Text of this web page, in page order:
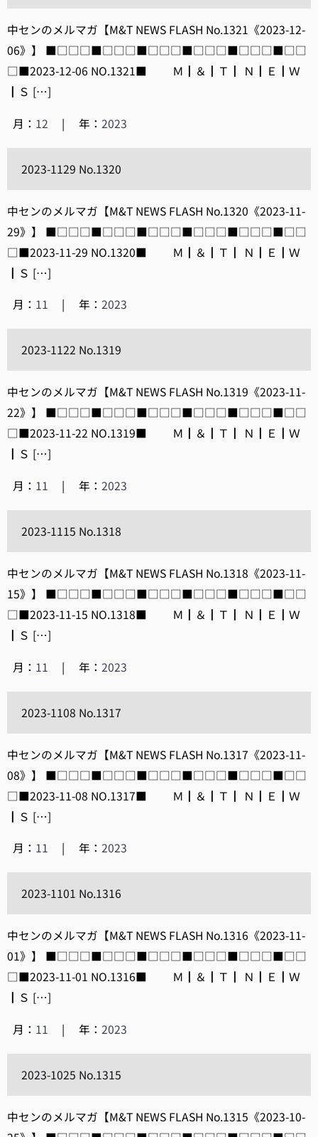
中センのメルマガ【M&T NEWS FLASH No.1321《2023-12-
06》】 ■□□□■□□□■□□□■□□□■□□□■□□
□■2023-12-06 NO.1321■ Ｍ┃＆┃Ｔ┃ Ｎ┃Ｅ┃Ｗ
┃Ｓ […]
月： 12 | 年：2023
2023-1129 No.1320
中センのメルマガ【M&T NEWS FLASH No.1320《2023-11-
29》】 ■□□□■□□□■□□□■□□□■□□□■□□
□■2023-11-29 NO.1320■ Ｍ┃＆┃Ｔ┃ Ｎ┃Ｅ┃Ｗ
┃Ｓ […]
月： 11 | 年：2023
2023-1122 No.1319
中センのメルマガ【M&T NEWS FLASH No.1319《2023-11-
22》】 ■□□□■□□□■□□□■□□□■□□□■□□
□■2023-11-22 NO.1319■ Ｍ┃＆┃Ｔ┃ Ｎ┃Ｅ┃Ｗ
┃Ｓ […]
月： 11 | 年：2023
2023-1115 No.1318
中センのメルマガ【M&T NEWS FLASH No.1318《2023-11-
15》】 ■□□□■□□□■□□□■□□□■□□□■□□
□■2023-11-15 NO.1318■ Ｍ┃＆┃Ｔ┃ Ｎ┃Ｅ┃Ｗ
┃Ｓ […]
月： 11 | 年：2023
2023-1108 No.1317
中センのメルマガ【M&T NEWS FLASH No.1317《2023-11-
08》】 ■□□□■□□□■□□□■□□□■□□□■□□
□■2023-11-08 NO.1317■ Ｍ┃＆┃Ｔ┃ Ｎ┃Ｅ┃Ｗ
┃Ｓ […]
月： 11 | 年：2023
2023-1101 No.1316
中センのメルマガ【M&T NEWS FLASH No.1316《2023-11-
01》】 ■□□□■□□□■□□□■□□□■□□□■□□
□■2023-11-01 NO.1316■ Ｍ┃＆┃Ｔ┃ Ｎ┃Ｅ┃Ｗ
┃Ｓ […]
月： 11 | 年：2023
2023-1025 No.1315
中センのメルマガ【M&T NEWS FLASH No.1315《2023-10-